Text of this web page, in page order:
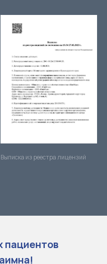
Выписка из реестра лицензий